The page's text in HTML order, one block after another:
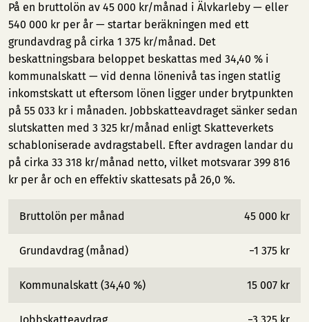
På en bruttolön av 45 000 kr/månad i Älvkarleby — eller
540 000 kr per år — startar beräkningen med ett
grundavdrag på cirka 1 375 kr/månad. Det
beskattningsbara beloppet beskattas med 34,40 % i
kommunalskatt — vid denna lönenivå tas ingen statlig
inkomstskatt ut eftersom lönen ligger under brytpunkten
på 55 033 kr i månaden. Jobbskatteavdraget sänker sedan
slutskatten med 3 325 kr/månad enligt Skatteverkets
schabloniserade avdragstabell. Efter avdragen landar du
på cirka 33 318 kr/månad netto, vilket motsvarar 399 816
kr per år och en effektiv skattesats på 26,0 %.
Bruttolön per månad 45 000 kr
Grundavdrag (månad) −1 375 kr
Kommunalskatt (34,40 %) 15 007 kr